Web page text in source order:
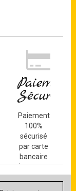
Paiement
Sécurisé
Paiement
100%
sécurisé
par carte
bancaire
(Mastercard,
Visa, ...) et